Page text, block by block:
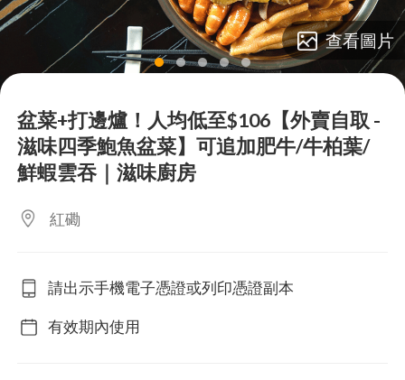
lens lens lens lens lens
查看圖片
盆菜+打邊爐！人均低至$106【外賣自取 -
滋味四季鮑魚盆菜】可追加肥牛/牛柏葉/
鮮蝦雲吞｜滋味廚房
紅磡
請出示手機電子憑證或列印憑證副本
有效期內使用